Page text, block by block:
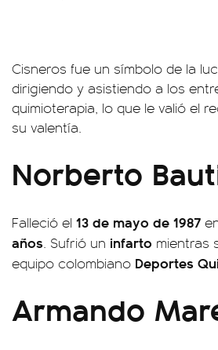
Cisneros fue un símbolo de la
dirigiendo y asistiendo a los
quimioterapia, lo que le valió el
su valentía.
Norberto
Falleció el 13 de mayo de 1987
años. Sufrió un infarto mientras
equipo colombiano Deportes
Armando